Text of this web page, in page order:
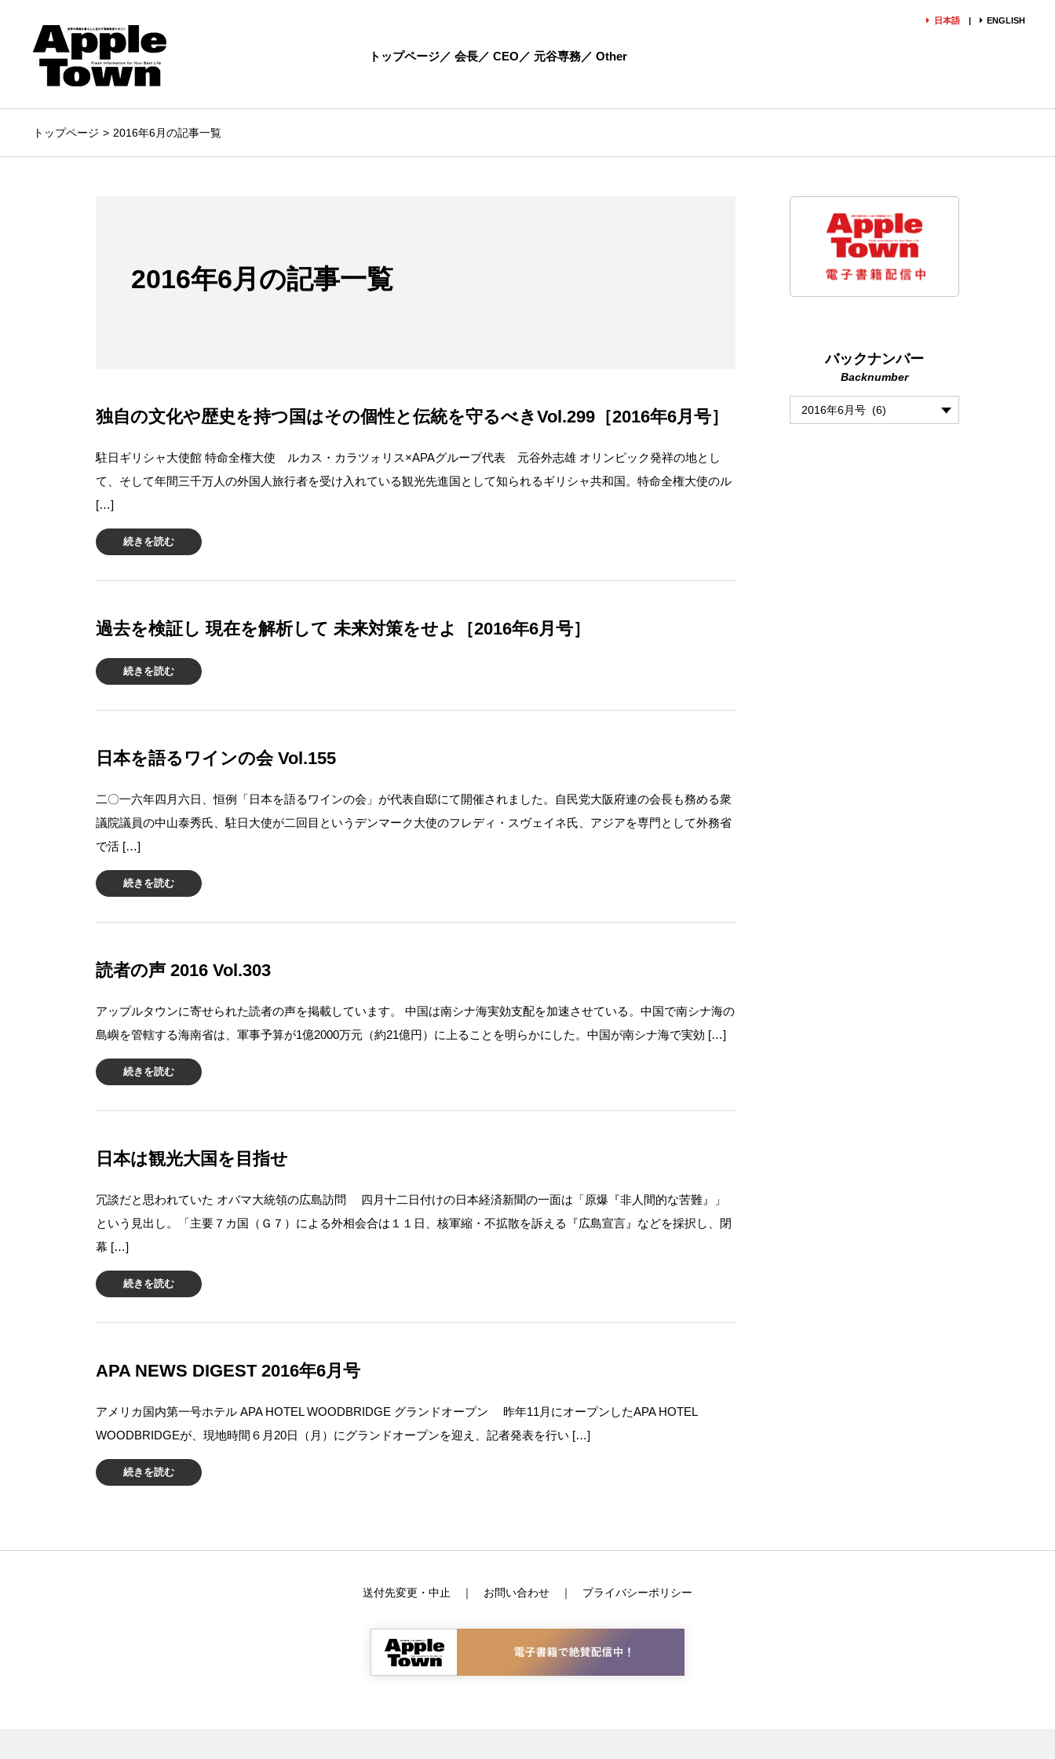
日本語 ENGLISH
トップページ 会長 CEO 元谷専務 Other
トップページ 2016年6月の記事一覧
2016年6月の記事一覧
独自の文化や歴史を持つ国はその個性と伝統を守るべきVol.299［2016年6月号］
駐日ギリシャ大使館 特命全権大使 ルカス・カラツォリス×APAグループ代表 元谷外志雄 オリンピック発祥の地とし
て、そして年間三千万人の外国人旅行者を受け入れている観光先進国として知られるギリシャ共和国。特命全権大使のル
[…]
続きを読む
過去を検証し 現在を解析して 未来対策をせよ［2016年6月号］
続きを読む
日本を語るワインの会 Vol.155
二〇一六年四月六日、恒例「日本を語るワインの会」が代表自邸にて開催されました。自民党大阪府連の会長も務める衆
議院議員の中山泰秀氏、駐日大使が二回目というデンマーク大使のフレディ・スヴェイネ氏、アジアを専門として外務省
で活 […]
続きを読む
読者の声 2016 Vol.303
アップルタウンに寄せられた読者の声を掲載しています。 中国は南シナ海実効支配を加速させている。中国で南シナ海の
島嶼を管轄する海南省は、軍事予算が1億2000万元（約21億円）に上ることを明らかにした。中国が南シナ海で実効 […]
続きを読む
日本は観光大国を目指せ
冗談だと思われていた オバマ大統領の広島訪問 四月十二日付けの日本経済新聞の一面は「原爆『非人間的な苦難』」
という見出し。「主要７カ国（Ｇ７）による外相会合は１１日、核軍縮・不拡散を訴える『広島宣言』などを採択し、閉
幕 […]
続きを読む
APA NEWS DIGEST 2016年6月号
アメリカ国内第一号ホテル APA HOTEL WOODBRIDGE グランドオープン 昨年11月にオープンしたAPA HOTEL
WOODBRIDGEが、現地時間６月20日（月）にグランドオープンを迎え、記者発表を行い […]
続きを読む
バックナンバー
Backnumber
送付先変更・中止 お問い合わせ プライバシーポリシー